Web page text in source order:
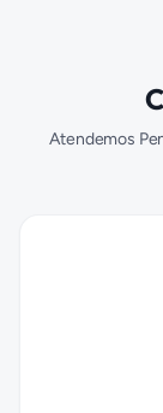
Atendemos